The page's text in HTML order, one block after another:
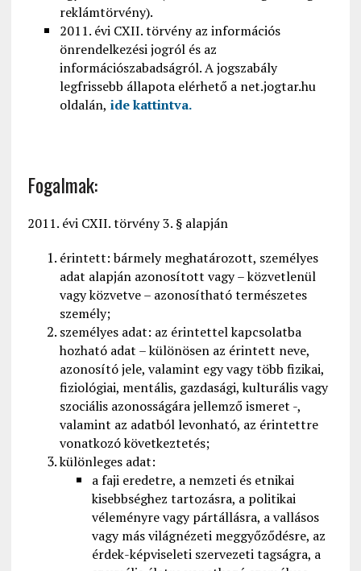
reklámtörvény).
2011. évi CXII. törvény az információs
önrendelkezési jogról és az
információszabadságról. A jogszabály
legfrissebb állapota elérhető a net.jogtar.hu
oldalán, ide kattintva.
Fogalmak:
2011. évi CXII. törvény 3. § alapján
érintett: bármely meghatározott, személyes
adat alapján azonosított vagy – közvetlenül
vagy közvetve – azonosítható természetes
személy;
személyes adat: az érintettel kapcsolatba
hozható adat – különösen az érintett neve,
azonosító jele, valamint egy vagy több fizikai,
fiziológiai, mentális, gazdasági, kulturális vagy
szociális azonosságára jellemző ismeret -,
valamint az adatból levonható, az érintettre
vonatkozó következtetés;
különleges adat:
a faji eredetre, a nemzeti és etnikai
kisebbséghez tartozásra, a politikai
véleményre vagy pártállásra, a vallásos
vagy más világnézeti meggyőződésre, az
érdek-képviseleti szervezeti tagságra, a